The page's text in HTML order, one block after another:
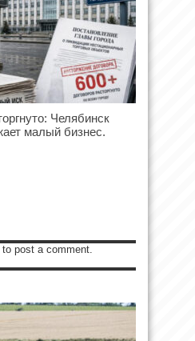
Челябинск
малый бизнес.
to post a comment.